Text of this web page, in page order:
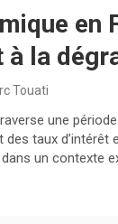
en
à la
Touati
une
taux d’intérêt
un contexte